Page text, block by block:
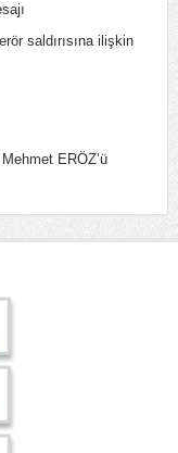
saldırısına ilişkin
ERÖZ’ü